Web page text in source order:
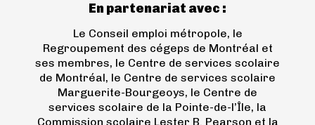
En partenariat avec :
Le Conseil emploi métropole, le
Regroupement des cégeps de Montréal et
ses membres, le Centre de services scolaire
de Montréal, le Centre de services scolaire
Marguerite-Bourgeoys, le Centre de
services scolaire de la Pointe-de-l’Île, la
Commission scolaire Lester B. Pearson et la